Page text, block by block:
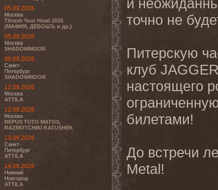
05.09.2026
Москва
Thrash Your Head 2026
(МАФИЯ, ДЕБОШЪ и др.)
05.09.2026
Москва
SHADOWMOOR
06.09.2026
Санкт-
Петербург
SHADOWMOOR
12.09.2026
Москва
ATTILA
12.09.2026
Москва
REPUS TUTO MATOS,
RAZMOTCHIKI KATUSHEK
13.09.2026
Санкт-
Петербург
ATTILA
14.09.2026
Нижний
Новгород
ATTILA
точно не
Питерскую
клуб
настоящего
билетами!
До встречи
Metal!